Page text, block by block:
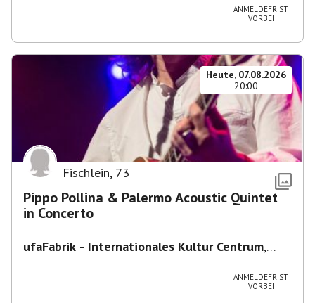
ANMELDEFRIST
VORBEI
Heute, 07.08.2026
20:00
Fischlein, 73
Pippo Pollina & Palermo Acoustic Quintet
in Concerto
ufaFabrik - Internationales Kultur Centrum,
ANMELDEFRIST
VORBEI